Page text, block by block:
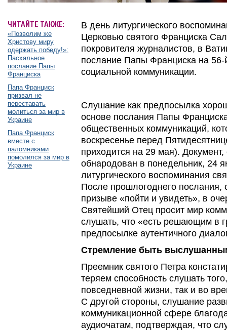
ЧИТАЙТЕ ТАКЖЕ:
«Позволим же
Христову миру
одержать победу!»:
Пасхальное
послание Папы
Франциска
Папа Франциск
призвал не
переставать
молиться за мир в
Украине
Папа Франциск
вместе с
паломниками
помолился за мир в
Украине
В день литургического
Церковью святого Франциска
покровителя журналистов, в
послание Папы Франциска на
социальной коммуникации.
Слушание как предпосылка
основе послания Папы
общественных коммуникаций,
воскресенье перед
приходится на 29 мая).
обнародован в понедельник, 24
литургического воспоминания
После прошлогоднего послания,
призыве «пойти и увидеть», в
Святейший Отец просит мир
слушать, что «есть решающим в
предпосылке аутентичного
Стремление быть
Преемник святого Петра
теряем способность слушать
повседневной жизни, так и во
С другой стороны, слушание
коммуникационной сфере
аудиочатам, подтверждая, что